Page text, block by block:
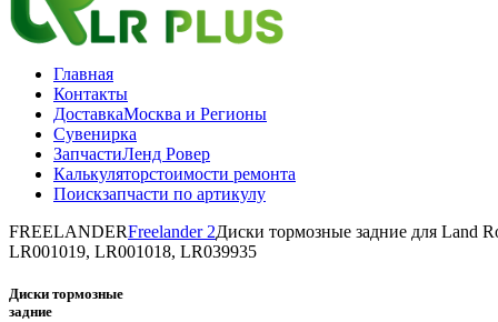
Главная
Контакты
ДоставкаМосква и Регионы
Сувенирка
ЗапчастиЛенд Ровер
Калькуляторстоимости ремонта
Поискзапчасти по артикулу
FREELANDERFreelander 2Диски тормозные задние для Land
LR001019, LR001018, LR039935
Диски тормозные
задние